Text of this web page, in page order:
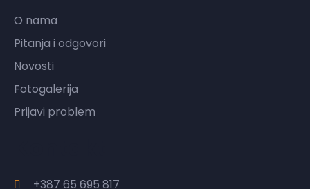
O nama
Pitanja i odgovori
Novosti
Fotogalerija
Prijavi problem
+387 65 695 817